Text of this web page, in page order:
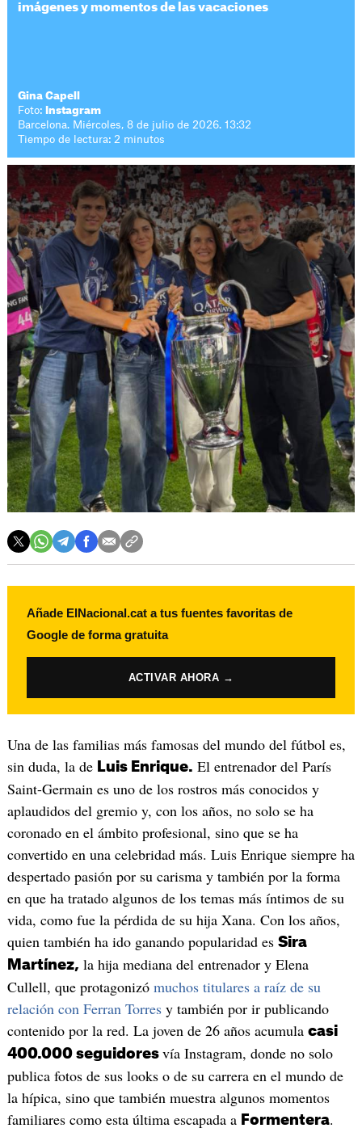
imágenes y momentos de las vacaciones
Gina Capell
Foto:
Instagram
Barcelona. Miércoles, 8 de julio de 2026. 13:32
Tiempo de lectura: 2 minutos
Añade ElNacional.cat a tus fuentes favoritas de
Google de forma gratuita
ACTIVAR AHORA →
Una de las familias más famosas del mundo del fútbol es,
sin duda, la de Luis Enrique. El entrenador del París
Saint-Germain es uno de los rostros más conocidos y
aplaudidos del gremio y, con los años, no solo se ha
coronado en el ámbito profesional, sino que se ha
convertido en una celebridad más. Luis Enrique siempre ha
despertado pasión por su carisma y también por la forma
en que ha tratado algunos de los temas más íntimos de su
vida, como fue la pérdida de su hija Xana. Con los años,
quien también ha ido ganando popularidad es Sira
Martínez, la hija mediana del entrenador y Elena
Cullell, que protagonizómuchos titulares a raíz de su
relación con Ferran Torresy también por ir publicando
contenido por la red. La joven de 26 años acumula casi
400.000 seguidores vía Instagram, donde no solo
publica fotos de sus looks o de su carrera en el mundo de
la hípica, sino que también muestra algunos momentos
familiares como esta última escapada a Formentera.